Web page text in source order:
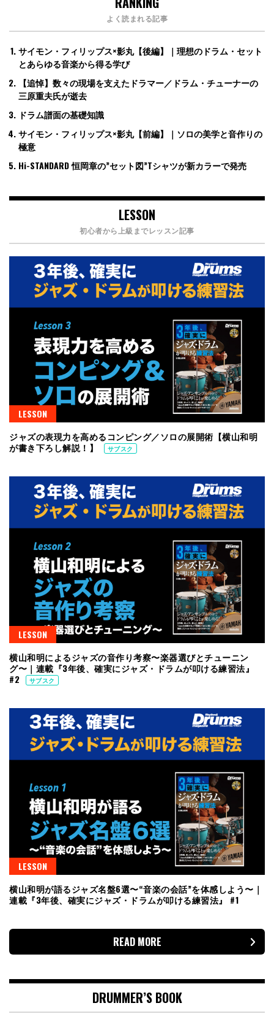
よく読まれる記事
サイモン・フィリップス×影丸【後編】｜理想のドラム・セット
とあらゆる音楽から得る学び
【追悼】数々の現場を支えたドラマー／ドラム・チューナーの
三原重夫氏が逝去
ドラム譜面の基礎知識
サイモン・フィリップス×影丸【前編】｜ソロの美学と音作りの
極意
Hi-STANDARD 恒岡章の”セット図”Tシャツが新カラーで発売
LESSON
初心者から上級までレッスン記事
LESSON
ジャズの表現力を高めるコンピング／ソロの展開術【横山和明
が書き下ろし解説！】
サブスク
LESSON
横山和明によるジャズの音作り考察〜楽器選びとチューニン
グ〜｜連載『3年後、確実にジャズ・ドラムが叩ける練習法』
#2
サブスク
LESSON
横山和明が語るジャズ名盤6選〜“音楽の会話”を体感しよう〜｜
連載『3年後、確実にジャズ・ドラムが叩ける練習法』 #1
READ MORE
DRUMMER’S BOOK